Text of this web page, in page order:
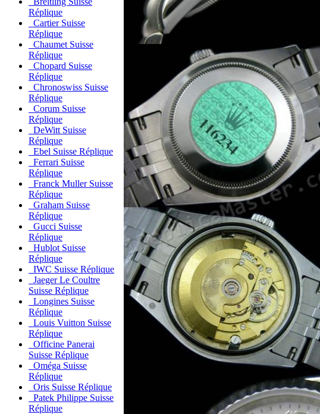
Réplique
Cartier Suisse
Réplique
Chaumet Suisse
Réplique
Chopard Suisse
Réplique
Chronoswiss Suisse
Réplique
Corum Suisse
Réplique
DeWitt Suisse
Réplique
Ebel Suisse Réplique
Ferrari Suisse
Réplique
Franck Muller Suisse
Réplique
Graham Suisse
Réplique
Gucci Suisse
Réplique
Hublot Suisse
Réplique
IWC Suisse Réplique
Jaeger Le Coultre
Suisse Réplique
Longines Suisse
Réplique
Louis Vuitton Suisse
Réplique
Officine Panerai
Suisse Réplique
Oméga Suisse
Réplique
Oris Suisse Réplique
Patek Philippe Suisse
Réplique